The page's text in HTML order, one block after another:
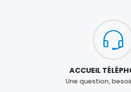
ACCUEIL
Une question,